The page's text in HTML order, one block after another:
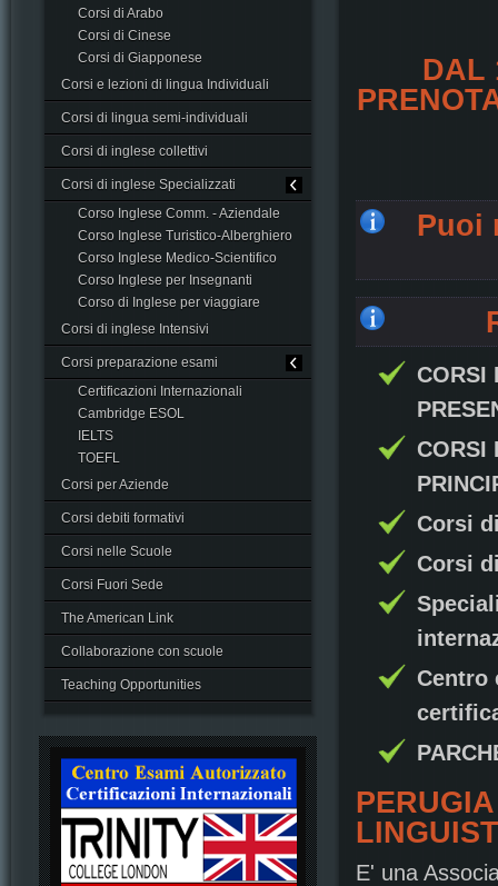
DAL
Puoi
CORSI
CORSI
Corsi
Corsi
Centro
E' una
Corsi di Arabo
Corsi di Cinese
Corsi di Giapponese
Corsi e lezioni di lingua Individuali
Corsi di lingua semi-individuali
Corsi di inglese collettivi
Corsi di inglese Specializzati
Corso Inglese Comm. - Aziendale
Corso Inglese Turistico-Alberghiero
Corso Inglese Medico-Scientifico
Corso Inglese per Insegnanti
Corso di Inglese per viaggiare
Corsi di inglese Intensivi
Corsi preparazione esami
Certificazioni Internazionali
Cambridge ESOL
IELTS
TOEFL
Corsi per Aziende
Corsi debiti formativi
Corsi nelle Scuole
Corsi Fuori Sede
The American Link
Collaborazione con scuole
Teaching Opportunities